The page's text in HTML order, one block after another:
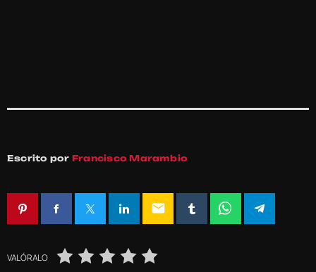
Escrito por Francisco Marambio
email
VALÓRALO